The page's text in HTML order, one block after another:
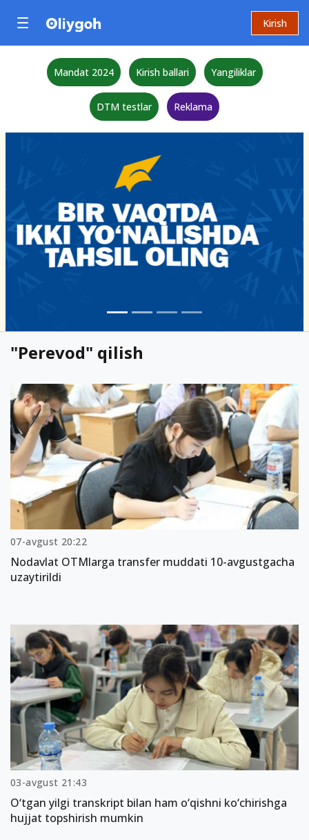
Kirish
Mandat 2024 Kirish ballari Yangiliklar
DTM testlar Reklama
"Perevod" qilish
07-avgust 20:22
Nodavlat OTMlarga transfer muddati 10-avgustgacha
uzaytirildi
03-avgust 21:43
O‘tgan yilgi transkript bilan ham o‘qishni ko‘chirishga
hujjat topshirish mumkin